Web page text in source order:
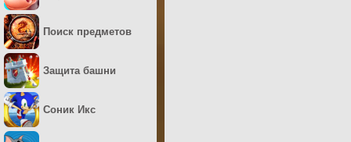
Поиск предметов
Защита башни
Соник Икс